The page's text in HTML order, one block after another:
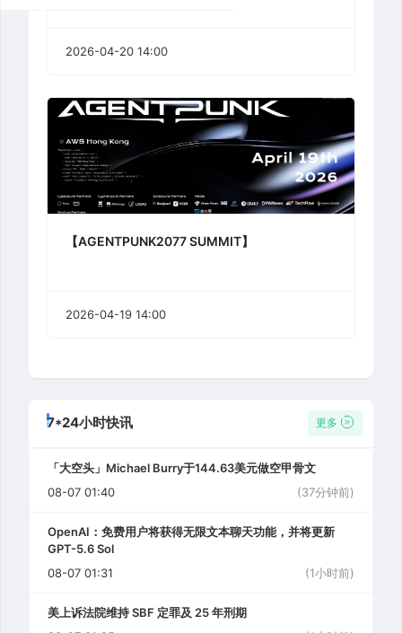
2026-04-20 14:00
【AGENTPUNK2077 SUMMIT】
2026-04-19 14:00
7*24小时快讯 更多
「大空头」Michael Burry于144.63美元做空甲骨文
08-07 01:40
(37分钟前)
OpenAI：免费用户将获得无限文本聊天功能，并将更新
GPT-5.6 Sol
08-07 01:31
(1小时前)
美上诉法院维持 SBF 定罪及 25 年刑期